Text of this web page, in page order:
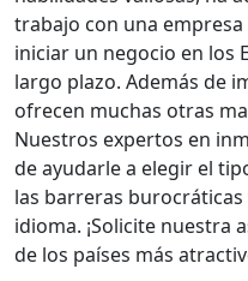
trabajo con una
iniciar un negocio en los
largo plazo. Además de
ofrecen muchas otras
Nuestros expertos en
de ayudarle a elegir el
las barreras
idioma. ¡Solicite nuestra
de los países más